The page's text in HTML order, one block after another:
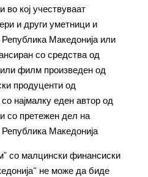
во кој учествуваат
и други уметници и
Македонија или
со средства од
филм произведен од
продуценти од
најмалку еден автор од
со претежен дел на
Македонија
со малцински финансиски
не може да биде